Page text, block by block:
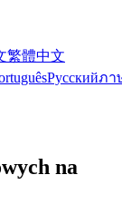
繁體中文
Русскийภา
na